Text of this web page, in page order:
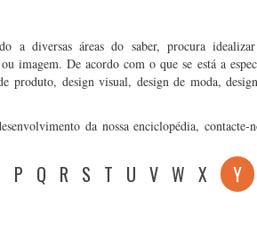
a diversas áreas do saber, procura
imagem. De acordo com o que se está a
produto, design visual, design de moda,
da nossa enciclopédia, contacte-
P Q R S T U V W X Y